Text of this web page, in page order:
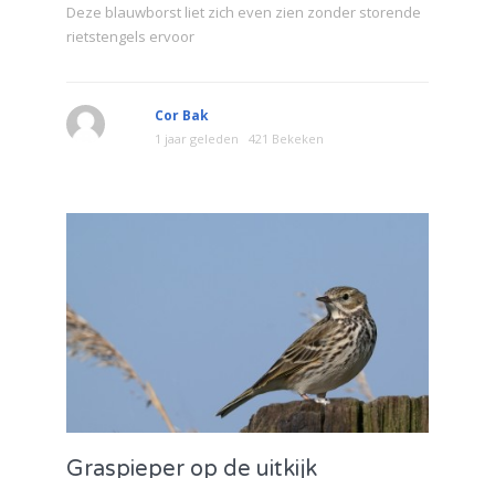
Deze blauwborst liet zich even zien zonder storende
rietstengels ervoor
Cor Bak
1 jaar geleden 421 Bekeken
Graspieper op de uitkijk